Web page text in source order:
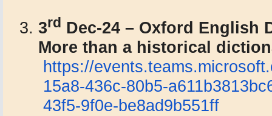
3rd Dec-24 – Oxford English
More than a historical
https://events.teams.
15a8-436c-80b5-
43f5-9f0e-be8ad9b551ff